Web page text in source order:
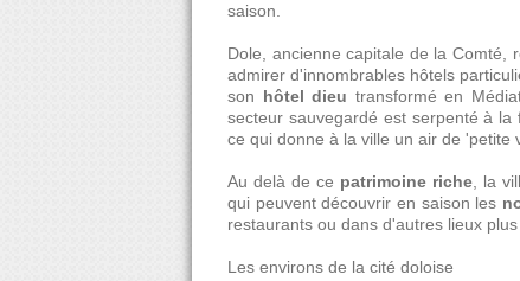
saison.
Dole, ancienne capitale de la Comté,
admirer d'innombrables hôtels
son hôtel dieu transformé en
secteur sauvegardé est serpenté à
ce qui donne à la ville un air de 'petite
Au delà de ce patrimoine riche, la
qui peuvent découvrir en saison les
restaurants ou dans d'autres lieux plus
Les environs de la cité doloise